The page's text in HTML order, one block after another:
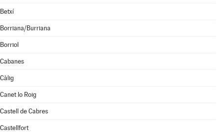
Betxí
Borriana/Burriana
Borriol
Cabanes
Càlig
Canet lo Roig
Castell de Cabres
Castellfort